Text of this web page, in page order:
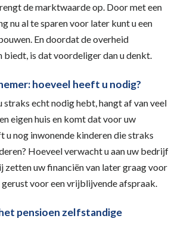
de marktwaarde op. Door met een
nu al te sparen voor later kunt u een
En doordat de overheid
is dat voordeliger dan u denkt.
hoeveel heeft u nodig?
straks echt nodig hebt, hangt af van veel
eigen huis en komt dat voor uw
u nog inwonende kinderen die straks
Hoeveel verwacht u aan uw bedrijf
zetten uw financiën van later graag voor
gerust voor een vrijblijvende afspraak.
pensioen zelfstandige